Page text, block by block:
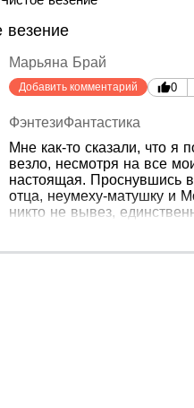
везение
Марьяна Брай
Добавить комментарий 0
ФэнтезиФантастика
Мне как-то сказали, что
везло, несмотря на все
настоящая. Проснувшись
отца, неумеху-матушку и
никто не вывез,